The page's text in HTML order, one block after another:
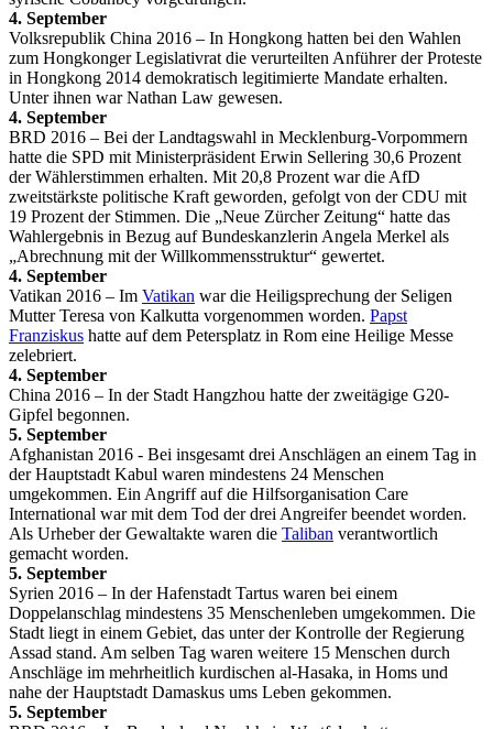
4. September
Volksrepublik China 2016 – In Hongkong hatten bei den Wahlen
zum Hongkonger Legislativrat die verurteilten Anführer der Proteste
in Hongkong 2014 demokratisch legitimierte Mandate erhalten.
Unter ihnen war Nathan Law gewesen.
4. September
BRD 2016 – Bei der Landtagswahl in Mecklenburg-Vorpommern
hatte die SPD mit Ministerpräsident Erwin Sellering 30,6 Prozent
der Wählerstimmen erhalten. Mit 20,8 Prozent war die AfD
zweitstärkste politische Kraft geworden, gefolgt von der CDU mit
19 Prozent der Stimmen. Die „Neue Zürcher Zeitung“ hatte das
Wahlergebnis in Bezug auf Bundeskanzlerin Angela Merkel als
„Abrechnung mit der Willkommensstruktur“ gewertet.
4. September
Vatikan 2016 – Im Vatikan war die Heiligsprechung der Seligen
Mutter Teresa von Kalkutta vorgenommen worden. Papst
Franziskus hatte auf dem Petersplatz in Rom eine Heilige Messe
zelebriert.
4. September
China 2016 – In der Stadt Hangzhou hatte der zweitägige G20-
Gipfel begonnen.
5. September
Afghanistan 2016 - Bei insgesamt drei Anschlägen an einem Tag in
der Hauptstadt Kabul waren mindestens 24 Menschen
umgekommen. Ein Angriff auf die Hilfsorganisation Care
International war mit dem Tod der drei Angreifer beendet worden.
Als Urheber der Gewaltakte waren die Taliban verantwortlich
gemacht worden.
5. September
Syrien 2016 – In der Hafenstadt Tartus waren bei einem
Doppelanschlag mindestens 35 Menschenleben umgekommen. Die
Stadt liegt in einem Gebiet, das unter der Kontrolle der Regierung
Assad stand. Am selben Tag waren weitere 15 Menschen durch
Anschläge im mehrheitlich kurdischen al-Hasaka, in Homs und
nahe der Hauptstadt Damaskus ums Leben gekommen.
5. September